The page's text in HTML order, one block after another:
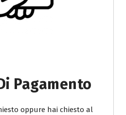
Pagamento
oppure hai chiesto al